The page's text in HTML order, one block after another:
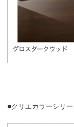
■クリエカラーシリー